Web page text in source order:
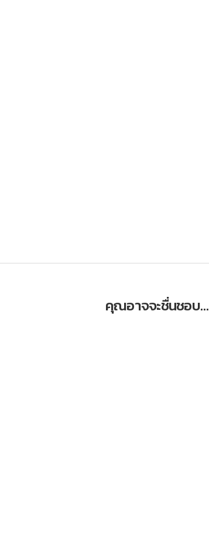
คุณอาจจะชื่นชอบ…